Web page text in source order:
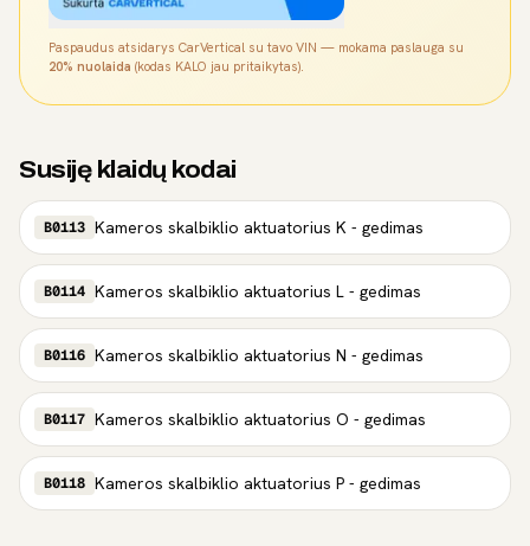
Paspaudus atsidarys CarVertical su tavo VIN — mokama paslauga su
20% nuolaida (kodas KALO jau pritaikytas).
Susiję klaidų kodai
B0113 Kameros skalbiklio aktuatorius K - gedimas
B0114 Kameros skalbiklio aktuatorius L - gedimas
B0116 Kameros skalbiklio aktuatorius N - gedimas
B0117 Kameros skalbiklio aktuatorius O - gedimas
B0118 Kameros skalbiklio aktuatorius P - gedimas